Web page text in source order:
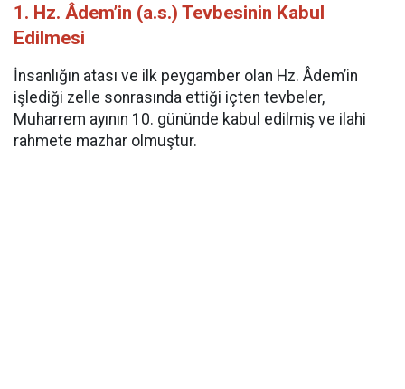
1. Hz. Âdem’in (a.s.) Tevbesinin Kabul
Edilmesi
İnsanlığın atası ve ilk peygamber olan Hz. Âdem’in
işlediği zelle sonrasında ettiği içten tevbeler,
Muharrem ayının 10. gününde kabul edilmiş ve ilahi
rahmete mazhar olmuştur.